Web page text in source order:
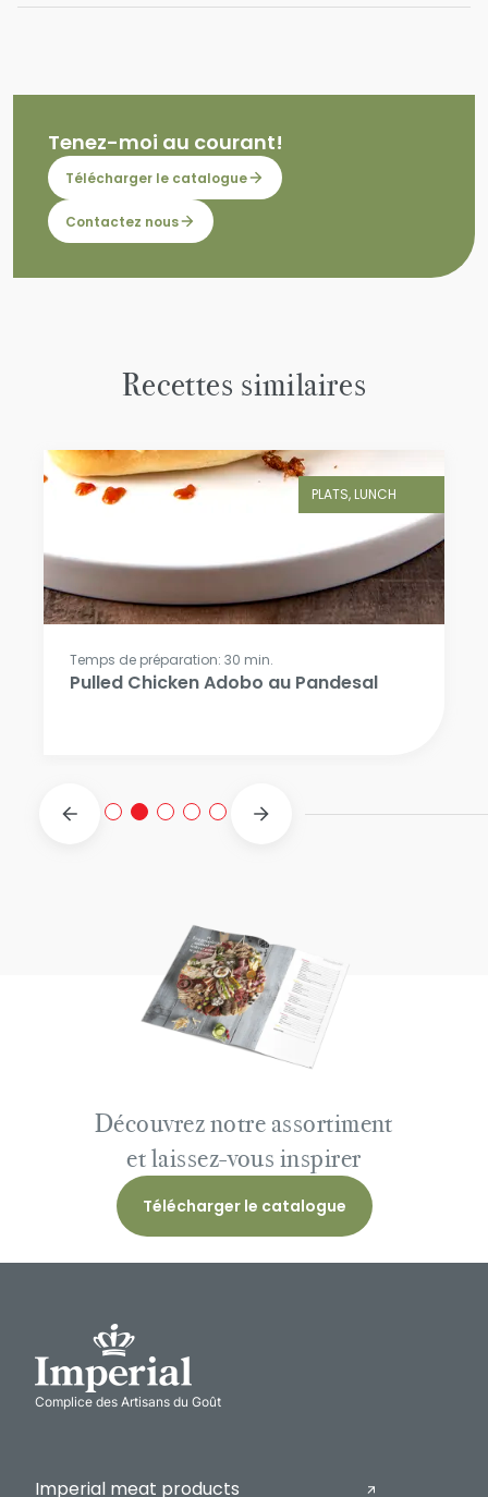
Tenez-moi au courant!
Télécharger le catalogue
Contactez nous
Recettes similaires
PLATS, LUNCH
Temps de préparation: 30 min.
Pulled Chicken Adobo au Pandesal
Découvrez notre assortiment
et laissez-vous inspirer
Télécharger le catalogue
Complice des Artisans du Goût
Imperial meat products